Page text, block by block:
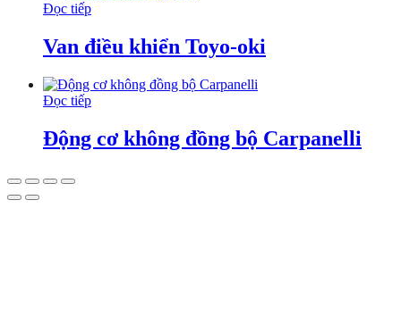
Đọc tiếp
Van điều khiển Toyo-oki
Đọc tiếp
Động cơ không đồng bộ Carpanelli